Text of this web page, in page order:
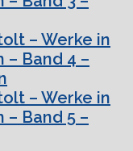
– Werke in
– Band 4 –
– Werke in
Band 5 –